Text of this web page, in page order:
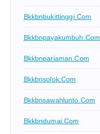
Bkkbnbukittinggi.com
Bkkbnpayakumbuh.com
Bkkbnpariaman.com
Bkkbnsolok.com
Bkkbnsawahlunto.com
Bkkbndumai.com